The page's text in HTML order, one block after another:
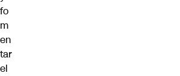
fo
m
en
tar
el